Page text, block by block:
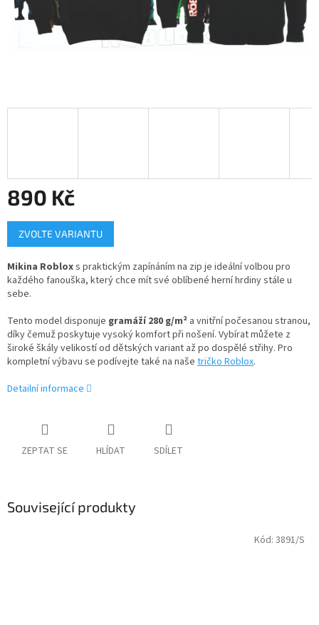
890 Kč
Měrná
cena:
ZVOLTE VARIANTU
Mikina Robloxs praktickým zapínáním na zip je ideální volbou pro
každého fanouška, který chce mít své oblíbené herní hrdiny stále u
sebe.
Tento model disponuje gramáží 280 g/m² a vnitřní počesanou stranou,
díky čemuž poskytuje vysoký komfort při nošení. Vybírat můžete z
široké škály velikostí od dětských variant až po dospělé střihy. Pro
kompletní výbavu se podívejte také na naše tričko Roblox.
Detailní informace
ZEPTAT SE HLÍDAT SDÍLET
Související produkty
Kód: 3891/S